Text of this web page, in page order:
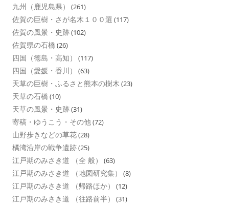
九州（鹿児島県） (261)
佐賀の巨樹・さが名木１００選 (117)
佐賀の風景・史跡(102)
佐賀県の石橋 (26)
四国（徳島・高知） (117)
四国（愛媛・香川） (63)
天草の巨樹・ふるさと熊本の樹木 (23)
天草の石橋 (10)
天草の風景・史跡(31)
寄稿・ゆうこう・その他(72)
山野歩きなどの草花(28)
橘湾沿岸の戦争遺跡(25)
江戸期のみさき道 （全 般） (63)
江戸期のみさき道 （地図研究集） (8)
江戸期のみさき道 （帰路ほか） (12)
江戸期のみさき道 （往路前半） (31)